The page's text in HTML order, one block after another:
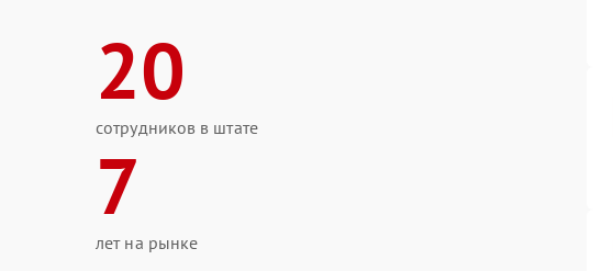
20
сотрудников в штате
7
лет на рынке